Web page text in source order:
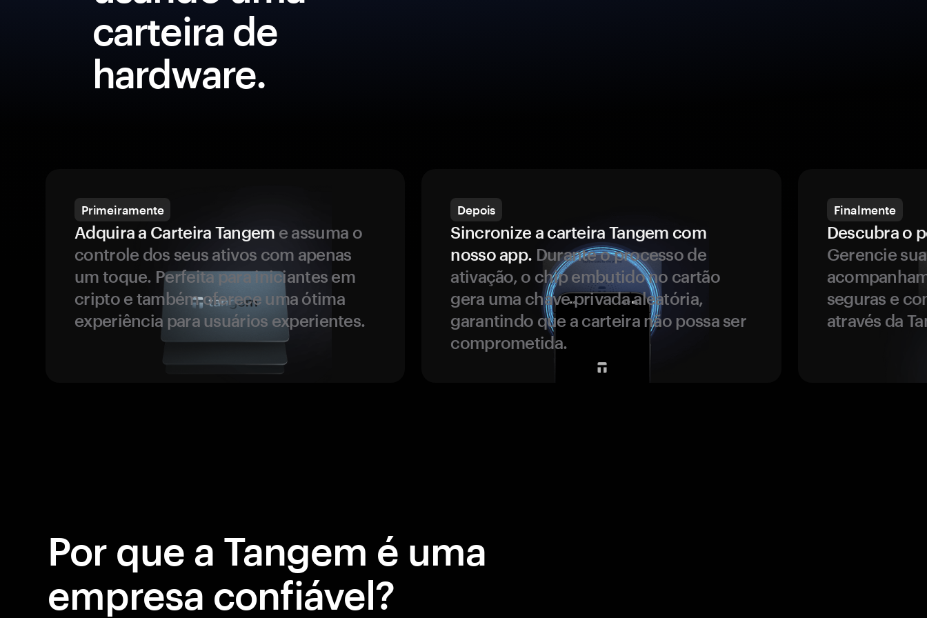
carteira de
hardware.
Primeiramente
Adquira a Carteira Tangem e assuma o
controle dos seus ativos com apenas
um toque. Perfeita para iniciantes em
cripto e também oferece uma ótima
experiência para usuários experientes.
Depois
Sincronize a carteira Tangem com
nosso app. Durante o processo de
ativação, o chip embutido no cartão
gera uma chave privada aleatória,
garantindo que a carteira não possa ser
comprometida.
Finalmente
Descubra o
Gerencie
seguras e
através da
Por que a Tangem é uma
empresa confiável?